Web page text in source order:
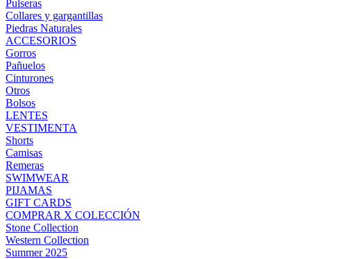
Pulseras
Collares y gargantillas
Piedras Naturales
ACCESORIOS
Gorros
Pañuelos
Cinturones
Otros
Bolsos
LENTES
VESTIMENTA
Shorts
Camisas
Remeras
SWIMWEAR
PIJAMAS
GIFT CARDS
COMPRAR X COLECCIÓN
Stone Collection
Western Collection
Summer 2025